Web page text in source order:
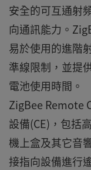
安全的可互通射
向通訊能力。
易於使用的進階
準線限制，並提
電池使用時間。
ZigBee Remote
設備(CE)，包括
機上盒及其它音
接指向設備進行